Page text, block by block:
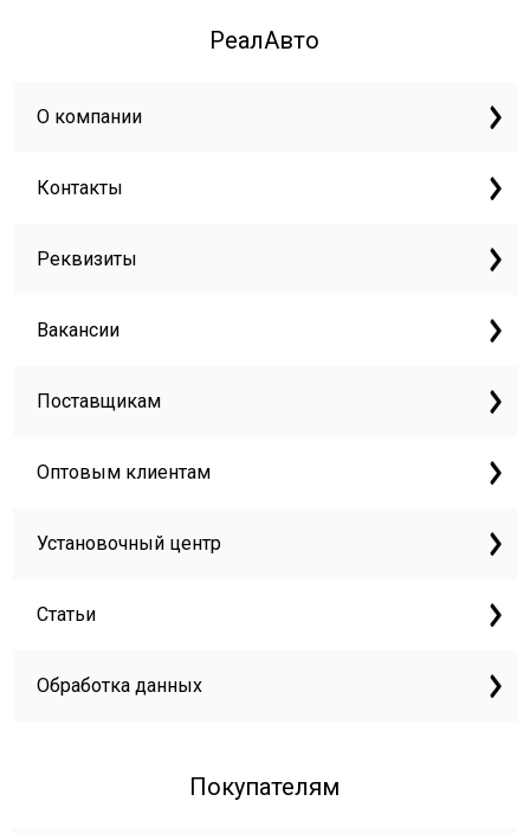
РеалАвто
О компании
Контакты
Реквизиты
Вакансии
Поставщикам
Оптовым клиентам
Установочный центр
Статьи
Обработка данных
Покупателям